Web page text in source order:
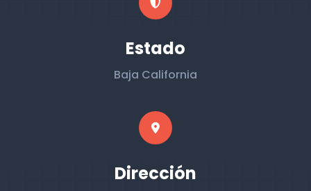
Estado
Baja California
Dirección